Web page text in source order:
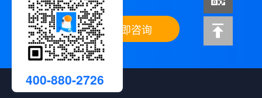
立即咨询
400-880-2726